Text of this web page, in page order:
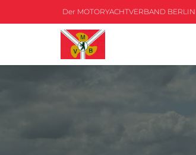
Der MOTORYACHTVERBAND